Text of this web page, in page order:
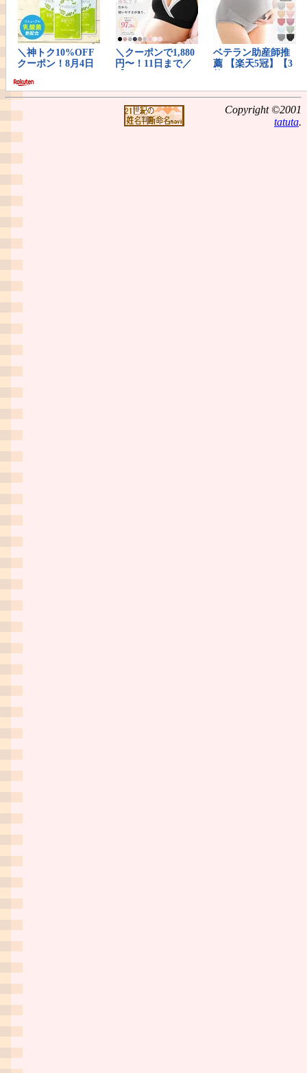
Copyright ©2001
tatuta.